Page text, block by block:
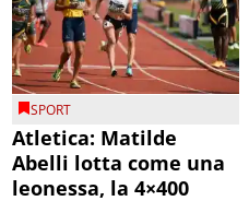
SPORT
Atletica: Matilde
Abelli lotta come una
leonessa, la 4×400